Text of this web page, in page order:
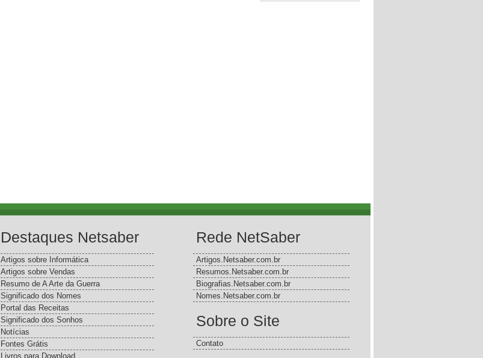
Destaques Netsaber
Artigos sobre Informática
Artigos sobre Vendas
Resumo de A Arte da Guerra
Significado dos Nomes
Portal das Receitas
Significado dos Sonhos
Notícias
Fontes Grátis
Livros para Download
Rede NetSaber
Artigos.Netsaber.com.br
Resumos.Netsaber.com.br
Biografias.Netsaber.com.br
Nomes.Netsaber.com.br
Sobre o Site
Contato